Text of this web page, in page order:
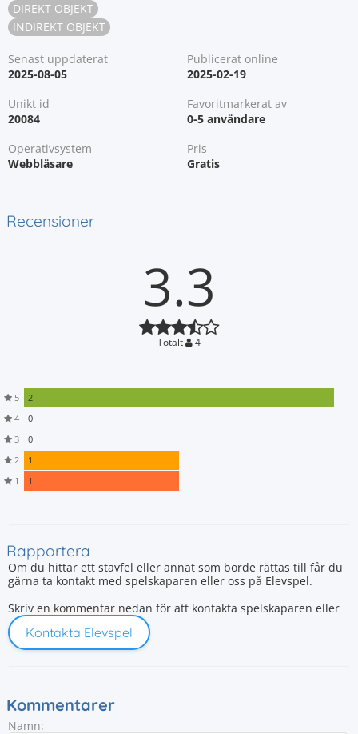
DIREKT OBJEKT
INDIREKT OBJEKT
Senast uppdaterat
2025-08-05
Publicerat online
2025-02-19
Unikt id
20084
Favoritmarkerat av
0-5 användare
Operativsystem
Webbläsare
Pris
Gratis
Recensioner
3.3
Totalt 4
5
2
4
0
3
0
2
1
1
1
Rapportera
Om du hittar ett stavfel eller annat som borde rättas till får du
gärna ta kontakt med spelskaparen eller oss på Elevspel.
Skriv en kommentar nedan för att kontakta spelskaparen eller
Kontakta Elevspel
Kommentarer
Namn: